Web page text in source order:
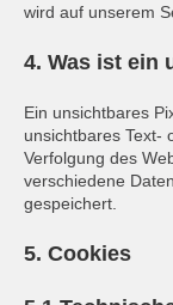
wird auf unserem
4. Was ist ein
Ein unsichtbares
unsichtbares Text-
Verfolgung des
verschiedene
gespeichert.
5. Cookies